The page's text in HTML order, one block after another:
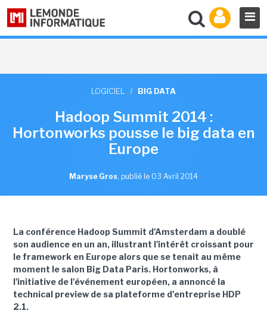
LOGICIEL / BIG DATA
Hadoop Summit 2014 :
Hortonworks pousse le big data en
Europe
Maryse Gros, publié le 03 Avril 2014
La conférence Hadoop Summit d'Amsterdam a doublé
son audience en un an, illustrant l'intérêt croissant pour
le framework en Europe alors que se tenait au même
moment le salon Big Data Paris. Hortonworks, à
l'initiative de l'événement européen, a annoncé la
technical preview de sa plateforme d'entreprise HDP
2.1.